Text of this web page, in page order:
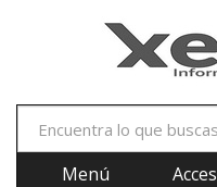
Menú